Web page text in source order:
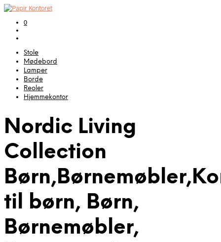
0
Stole
Mødebord
Lamper
Borde
Reoler
Hjemmekontor
Nordic Living
Collection
til børn, Børn,
Børnemøbler,